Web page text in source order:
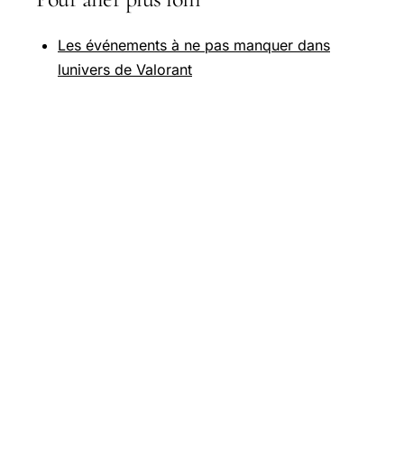
Les événements à ne pas manquer dans
lunivers de Valorant